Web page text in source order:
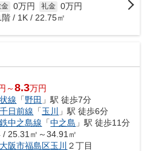
金 0万円 礼金 0万円
階 / 1K / 22.75㎡
～8.3万円
線 「野田 」駅 徒歩7分
日前線 「玉川 」駅 徒歩6分
中之島線 「中之島 」駅 徒歩11分
/ 25.31㎡～34.91㎡
大阪市福島区玉川 ２丁目